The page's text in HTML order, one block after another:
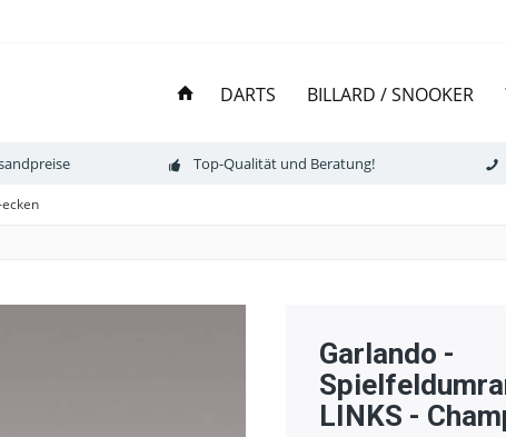
DARTS BILLARD / SNOOKER
Top-Qualität und Beratung!
Garlando -
LINKS -